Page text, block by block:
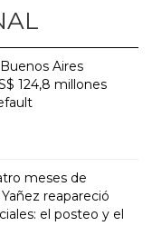
Aires
124,8 millones
meses de
reapareció
el posteo y el